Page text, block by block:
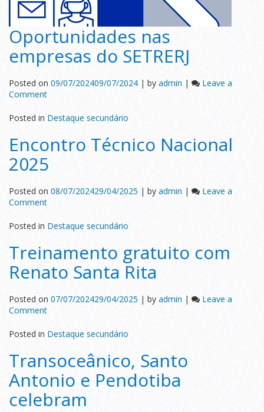
Oportunidades nas
empresas do SETRERJ
Posted on09/07/202409/07/2024| by admin|
Leave a
Commenton
Oportunidades
nas
empresas
do
SETRERJ
Posted inDestaque secundário
Encontro Técnico Nacional
2025
Posted on08/07/202429/04/2025|by admin |
Leave a
Commenton
Encontro
Técnico
Nacional
2025
Posted inDestaque secundário
Treinamento gratuito com
Renato Santa Rita
Posted on 07/07/202429/04/2025 |byadmin |
Leave a
Commenton
Treinamento
gratuito
com
Renato
Santa
Rita
Posted inDestaque secundário
Transoceânico, Santo
Antonio e Pendotiba
celebram